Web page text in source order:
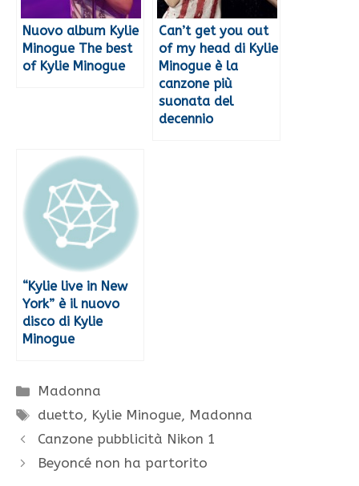
Nuovo album Kylie
Minogue The best
of Kylie Minogue
Can’t get you out
of my head di Kylie
Minogue è la
canzone più
suonata del
decennio
“Kylie live in New
York” è il nuovo
disco di Kylie
Minogue
Categorie
Madonna
Tag
duetto, Kylie Minogue, Madonna
Canzone pubblicità Nikon 1
Beyoncé non ha partorito